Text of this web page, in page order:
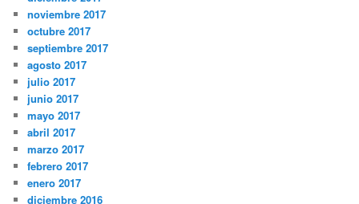
noviembre 2017
octubre 2017
septiembre 2017
agosto 2017
julio 2017
junio 2017
mayo 2017
abril 2017
marzo 2017
febrero 2017
enero 2017
diciembre 2016